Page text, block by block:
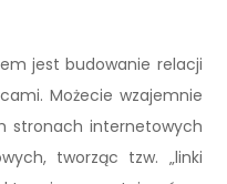
jest budowanie relacji
Możecie wzajemnie
stronach internetowych
tworząc tzw. „linki